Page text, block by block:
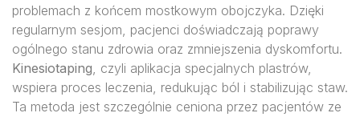
problemach z końcem mostkowym obojczyka. Dzięki
regularnym sesjom, pacjenci doświadczają poprawy
ogólnego stanu zdrowia oraz zmniejszenia dyskomfortu.
Kinesiotaping, czyli aplikacja specjalnych plastrów,
wspiera proces leczenia, redukując ból i stabilizując staw.
Ta metoda jest szczególnie ceniona przez pacjentów ze